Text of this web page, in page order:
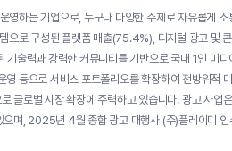
하는 기업으로, 누구나 다양한 주제로 자유롭게
으로 구성된 플랫폼 매출(75.4%), 디지털 광고 및
술력과 강력한 커뮤니티를 기반으로 국내 1인 미
영 등으로 서비스 포트폴리오를 확장하여 전방위
글로벌 시장 확장에 주력하고 있습니다. 광고 사
며, 2025년 4월 종합 광고 대행사 (주)플레이디